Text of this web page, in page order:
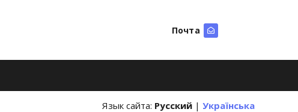
Почта
Язык сайта: Русский | Українська